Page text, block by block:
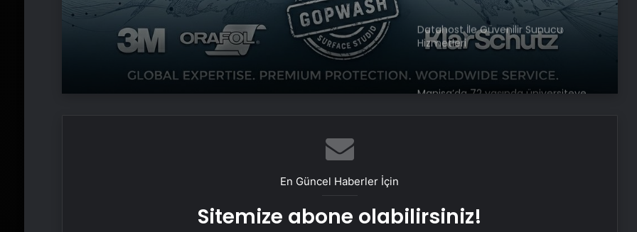
Datahost İle Güvenilir Sunucu
Hizmetleri
Manisa’da 72 yaşında üniversiteye
Asya’nın en iyi üniversitelerinde dört
En Güncel Haberler İçin
Sitemize abone olabilirsiniz!